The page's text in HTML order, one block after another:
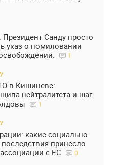
Санду просто
указ о помиловании
1
в Кишиневе:
нейтралитета и шаг
1
какие социально-
принесло
с ЕС
0